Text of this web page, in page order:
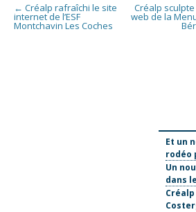
Navigation des articles
← Créalp rafraîchi le site
internet de l’ESF
Montchavin Les Coches
Créalp
web de la
Et un
rodéo
Un
dans